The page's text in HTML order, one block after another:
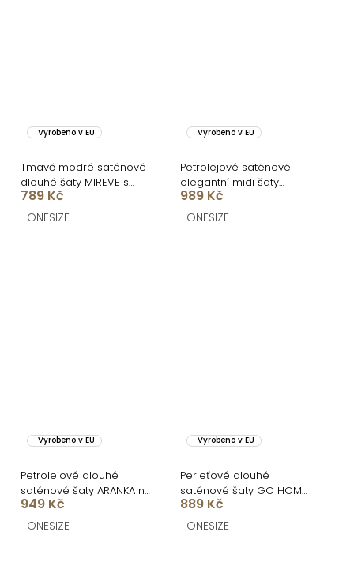
Vyrobeno v EU
Tmavě modré saténové
dlouhé šaty MIREVE s
odhalenými zády
789 Kč
ONESIZE
Vyrobeno v EU
Petrolejové saténové
elegantní midi šaty
SIMUEL se šněrováním
989 Kč
ONESIZE
Vyrobeno v EU
Petrolejové dlouhé
saténové šaty ARANKA na
ramínka
949 Kč
ONESIZE
Vyrobeno v EU
Perleťové dlouhé
saténové šaty GO HOME
s páskem
889 Kč
ONESIZE